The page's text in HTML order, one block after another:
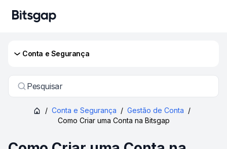
Conta e Segurança
Pesquisar
/ Conta e Segurança / Gestão de Conta /
Como Criar uma Conta na Bitsgap